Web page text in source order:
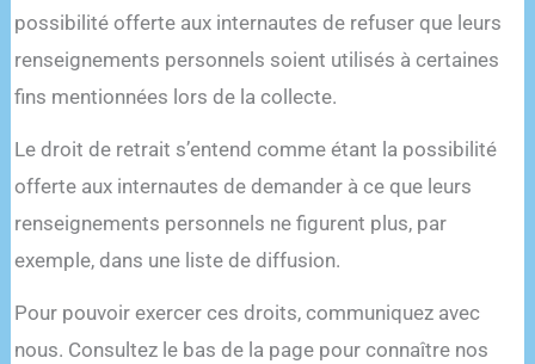
possibilité offerte aux internautes de refuser que leurs
renseignements personnels soient utilisés à certaines
fins mentionnées lors de la collecte.
Le droit de retrait s’entend comme étant la possibilité
offerte aux internautes de demander à ce que leurs
renseignements personnels ne figurent plus, par
exemple, dans une liste de diffusion.
Pour pouvoir exercer ces droits, communiquez avec
nous. Consultez le bas de la page pour connaître nos